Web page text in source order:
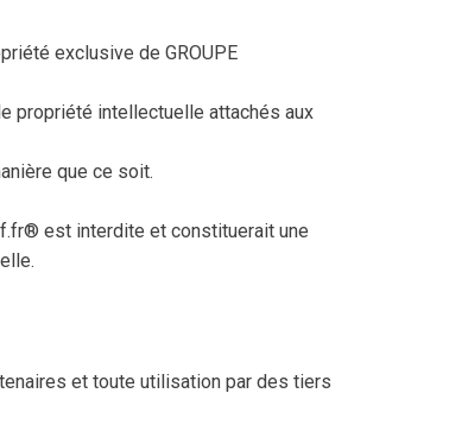
exclusive de GROUPE
propriété intellectuelle attachés aux
que ce soit.
est interdite et constituerait une
et toute utilisation par des tiers